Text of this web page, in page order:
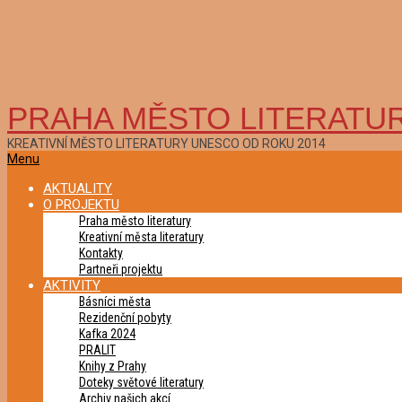
PRAHA MĚSTO
KREATIVNÍ MĚSTO LITERATURY UNESCO OD ROKU 2014
Primary
Menu
Menu
AKTUALITY
O PROJEKTU
Praha město literatury
Kreativní města literatury
Kontakty
Partneři projektu
AKTIVITY
Básníci města
Rezidenční pobyty
Kafka 2024
PRALIT
Knihy z Prahy
Doteky světové literatury
Archiv našich akcí